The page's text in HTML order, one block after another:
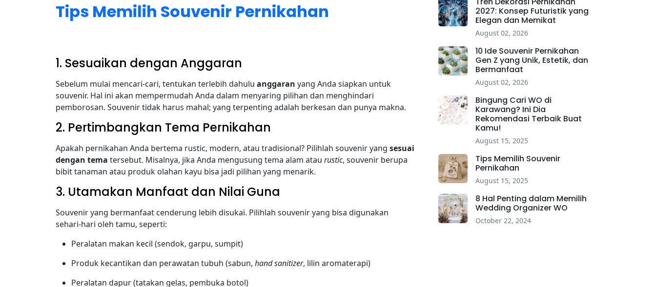
Tips Memilih Souvenir Pernikahan
1. Sesuaikan dengan Anggaran
Sebelum mulai mencari-cari, tentukan terlebih dahulu anggaran yang Anda siapkan untuk
souvenir. Hal ini akan mempermudah Anda dalam menyaring pilihan dan menghindari
pemborosan. Souvenir tidak harus mahal; yang terpenting adalah berkesan dan punya makna.
2. Pertimbangkan Tema Pernikahan
Apakah pernikahan Anda bertema rustic, modern, atau tradisional? Pilihlah souvenir yang sesuai
dengan tema tersebut. Misalnya, jika Anda mengusung tema alam atau rustic, souvenir berupa
bibit tanaman atau produk olahan kayu bisa jadi pilihan yang menarik.
3. Utamakan Manfaat dan Nilai Guna
Souvenir yang bermanfaat cenderung lebih disukai. Pilihlah souvenir yang bisa digunakan
sehari-hari oleh tamu, seperti:
Peralatan makan kecil (sendok, garpu, sumpit)
Produk kecantikan dan perawatan tubuh (sabun, hand sanitizer, lilin aromaterapi)
Peralatan dapur (tatakan gelas, pembuka botol)
2027: Konsep Futuristik yang
Elegan dan Memikat
August 02, 2026
10 Ide Souvenir Pernikahan
Gen Z yang Unik, Estetik, dan
Bermanfaat
August 02, 2026
Bingung Cari WO di
Karawang? Ini Dia
Rekomendasi Terbaik Buat
Kamu!
August 15, 2025
Tips Memilih Souvenir
Pernikahan
August 15, 2025
8 Hal Penting dalam Memilih
Wedding Organizer WO
October 22, 2024